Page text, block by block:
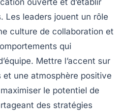
ouverte et d’établir
. Les leaders jouent un rôle
culture de collaboration et
qui
. Mettre l’accent sur
et une atmosphère positive
le potentiel de
des stratégies